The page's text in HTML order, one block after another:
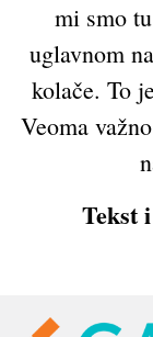
mi smo
uglavnom
kolače. To
Veoma
Tekst